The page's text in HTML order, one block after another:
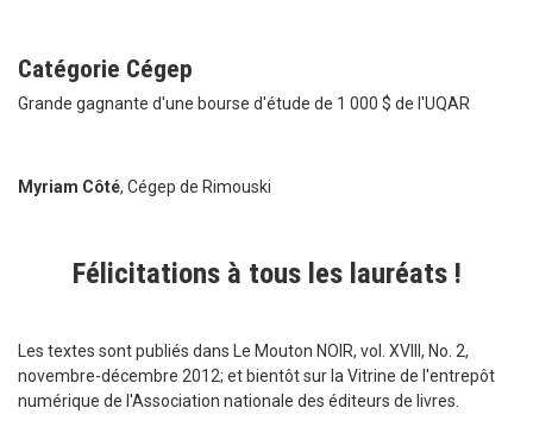
Catégorie Cégep
Grande gagnante d'une bourse d'étude de 1 000 $ de l'UQAR
Myriam Côté, Cégep de Rimouski
Félicitations à tous les lauréats !
Les textes sont publiés dans Le Mouton NOIR, vol. XVIII, No. 2,
novembre-décembre 2012; et bientôt sur la Vitrine de l'entrepôt
numérique de l'Association nationale des éditeurs de livres.